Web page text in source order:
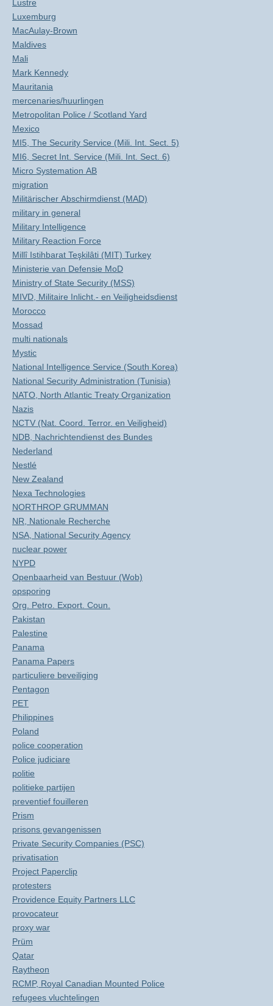
Lustre
Luxemburg
MacAulay-Brown
Maldives
Mali
Mark Kennedy
Mauritania
mercenaries/huurlingen
Metropolitan Police / Scotland Yard
Mexico
MI5, The Security Service (Mili. Int. Sect. 5)
MI6, Secret Int. Service (Mili. Int. Sect. 6)
Micro Systemation AB
migration
Militärischer Abschirmdienst (MAD)
military in general
Military Intelligence
Military Reaction Force
Millî Istihbarat Teşkilâti (MIT) Turkey
Ministerie van Defensie MoD
Ministry of State Security (MSS)
MIVD, Militaire Inlicht.- en Veiligheidsdienst
Morocco
Mossad
multi nationals
Mystic
National Intelligence Service (South Korea)
National Security Administration (Tunisia)
NATO, North Atlantic Treaty Organization
Nazis
NCTV (Nat. Coord. Terror. en Veiligheid)
NDB, Nachrichtendienst des Bundes
Nederland
Nestlé
New Zealand
Nexa Technologies
NORTHROP GRUMMAN
NR, Nationale Recherche
NSA, National Security Agency
nuclear power
NYPD
Openbaarheid van Bestuur (Wob)
opsporing
Org. Petro. Export. Coun.
Pakistan
Palestine
Panama
Panama Papers
particuliere beveiliging
Pentagon
PET
Philippines
Poland
police cooperation
Police judiciare
politie
politieke partijen
preventief fouilleren
Prism
prisons gevangenissen
Private Security Companies (PSC)
privatisation
Project Paperclip
protesters
Providence Equity Partners LLC
provocateur
proxy war
Prüm
Qatar
Raytheon
RCMP, Royal Canadian Mounted Police
refugees vluchtelingen